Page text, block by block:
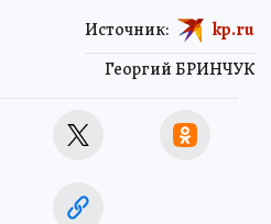
Георгий БРИНЧУК
Источник: kp.ru